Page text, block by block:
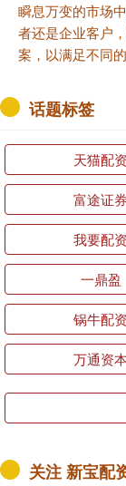
瞬息万变的市场
者还是企业客户
案，以满足不同
话题标签
天猫配资
富途证券
我要配资
一鼎盈
锅牛配资
万通资本
关注 新宝配